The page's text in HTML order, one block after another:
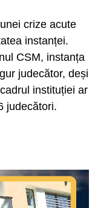
crize acute
instanței.
CSM, instanța
judecător, deși
instituției ar
judecători.